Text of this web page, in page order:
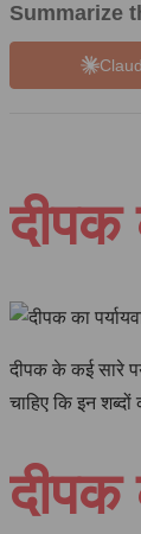
Summarize
दीपक
दीपक के कई सारे
चाहिए कि इन
दीपक